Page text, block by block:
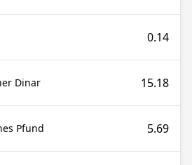
0.14
Dinar 15.18
Pfund 5.69